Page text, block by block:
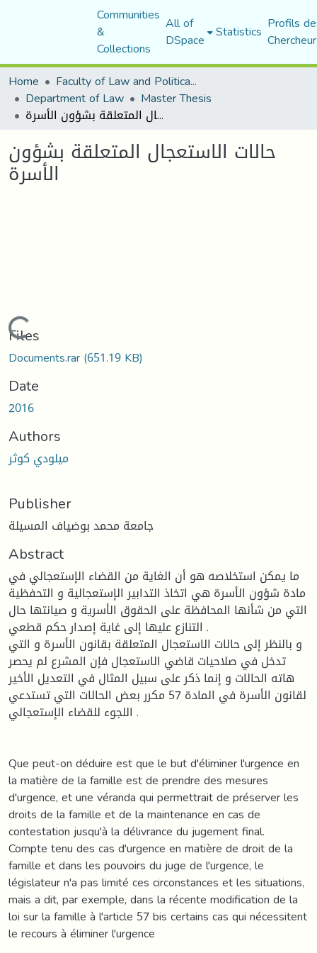
Communities
&
Collections
All of
DSpace Statistics Profils
Home
Faculty of Law and Political Science
Department of Law Master Thesis
حالات الاستعجال المتعلقة بشؤون الأسرة
حالات الاستعجال المتعلقة بشؤون
الأسرة
Loading...
Files
Documents.rar(651.19 KB)
Date
2016
Authors
ميلودي كوثر
Publisher
جامعة محمد بوضياف المسيلة
Abstract
ما يمكن استخلاصه هو أن الغاية من القضاء الإستعجالي في
مادة شؤون الأسرة هي اتخاذ التدابير الإستعجالية و التحفظية
التي من شأنها المحافظة على الحقوق الأسرية و صيانتها حال
التنازع عليها إلى غاية إصدار حكم قطعي .
و بالنظر إلى حالات الاستعجال المتعلقة بقانون الأسرة و التي
تدخل في صلاحيات قاضي الاستعجال فإن المشرع لم يحصر
هاته الحالات و إنما ذكر على سبيل المثال في التعديل الأخير
لقانون الأسرة في المادة 57 مكرر بعض الحالات التي تستدعي
اللجوء للقضاء الإستعجالي .
Que peut-on déduire est que le but d'éliminer l'urgence en
la matière de la famille est de prendre des mesures
d'urgence, et une véranda qui permettrait de préserver les
droits de la famille et de la maintenance en cas de
contestation jusqu'à la délivrance du jugement final.
Compte tenu des cas d'urgence en matière de droit de la
famille et dans les pouvoirs du juge de l'urgence, le
législateur n'a pas limité ces circonstances et les situations,
mais a dit, par exemple, dans la récente modification de la
loi sur la famille à l'article 57 bis certains cas qui nécessitent
le recours à éliminer l'urgence